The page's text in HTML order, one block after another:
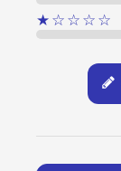
★☆☆☆☆